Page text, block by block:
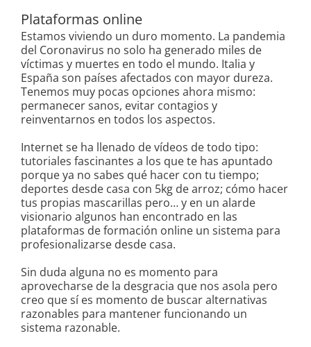
Plataformas online
Estamos viviendo un duro momento. La pandemia
del Coronavirus no solo ha generado miles de
víctimas y muertes en todo el mundo. Italia y
España son países afectados con mayor dureza.
Tenemos muy pocas opciones ahora mismo:
permanecer sanos, evitar contagios y
reinventarnos en todos los aspectos.
Internet se ha llenado de vídeos de todo tipo:
tutoriales fascinantes a los que te has apuntado
porque ya no sabes qué hacer con tu tiempo;
deportes desde casa con 5kg de arroz; cómo hacer
tus propias mascarillas pero… y en un alarde
visionario algunos han encontrado en las
plataformas de formación online un sistema para
profesionalizarse desde casa.
Sin duda alguna no es momento para
aprovecharse de la desgracia que nos asola pero
creo que sí es momento de buscar alternativas
razonables para mantener funcionando un
sistema razonable.